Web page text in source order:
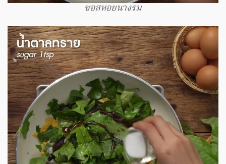
ซอสหอยนางรม